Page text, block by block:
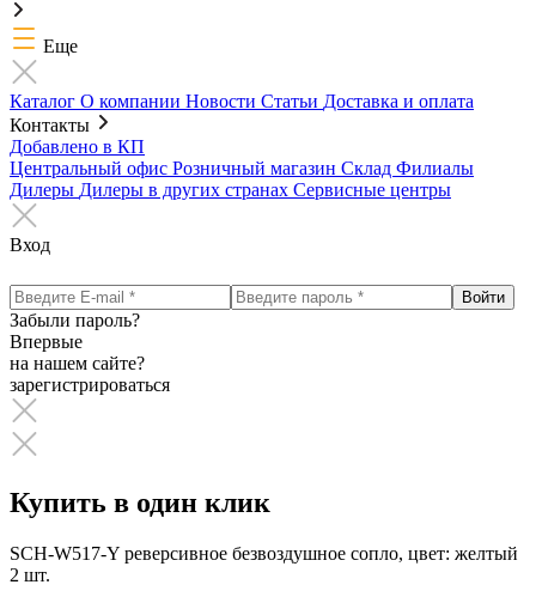
Еще
Каталог О компании Новости Статьи Доставка и оплата
Контакты
Добавлено в КП
Центральный офис Розничный магазин Склад Филиалы
Дилеры Дилеры в других странах Сервисные центры
Вход
Забыли пароль?
Впервые
на нашем сайте?
зарегистрироваться
Купить в один клик
SCH-W517-Y реверсивное безвоздушное сопло, цвет: желтый
2 шт.